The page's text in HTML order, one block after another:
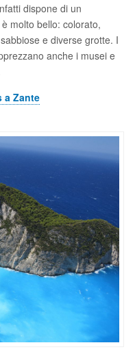
dispone di un
molto bello: colorato,
e diverse grotte. I
anche i musei e
a Zante